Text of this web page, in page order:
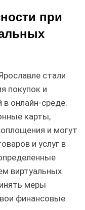
при
стали
покупок и
онлайн-среде.
карты,
и могут
и услуг в
виртуальных
меры
финансовые